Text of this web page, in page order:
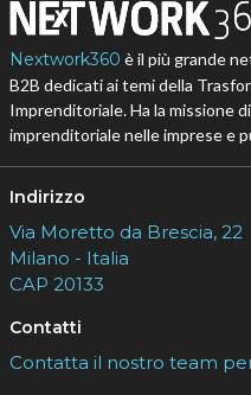
Nextwork360 è il più grande
B2B dedicati ai temi della
Imprenditoriale. Ha la missione
imprenditoriale nelle imprese e
Indirizzo
Via Moretto da Brescia, 22
Milano - Italia
CAP 20133
Contatti
Contatta il nostro team